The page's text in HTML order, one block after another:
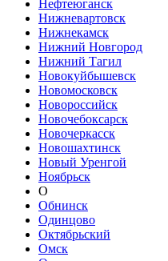
Нефтеюганск
Нижневартовск
Нижнекамск
Нижний Новгород
Нижний Тагил
Новокуйбышевск
Новомосковск
Новороссийск
Новочебоксарск
Новочеркасск
Новошахтинск
Новый Уренгой
Ноябрьск
О
Обнинск
Одинцово
Октябрьский
Омск